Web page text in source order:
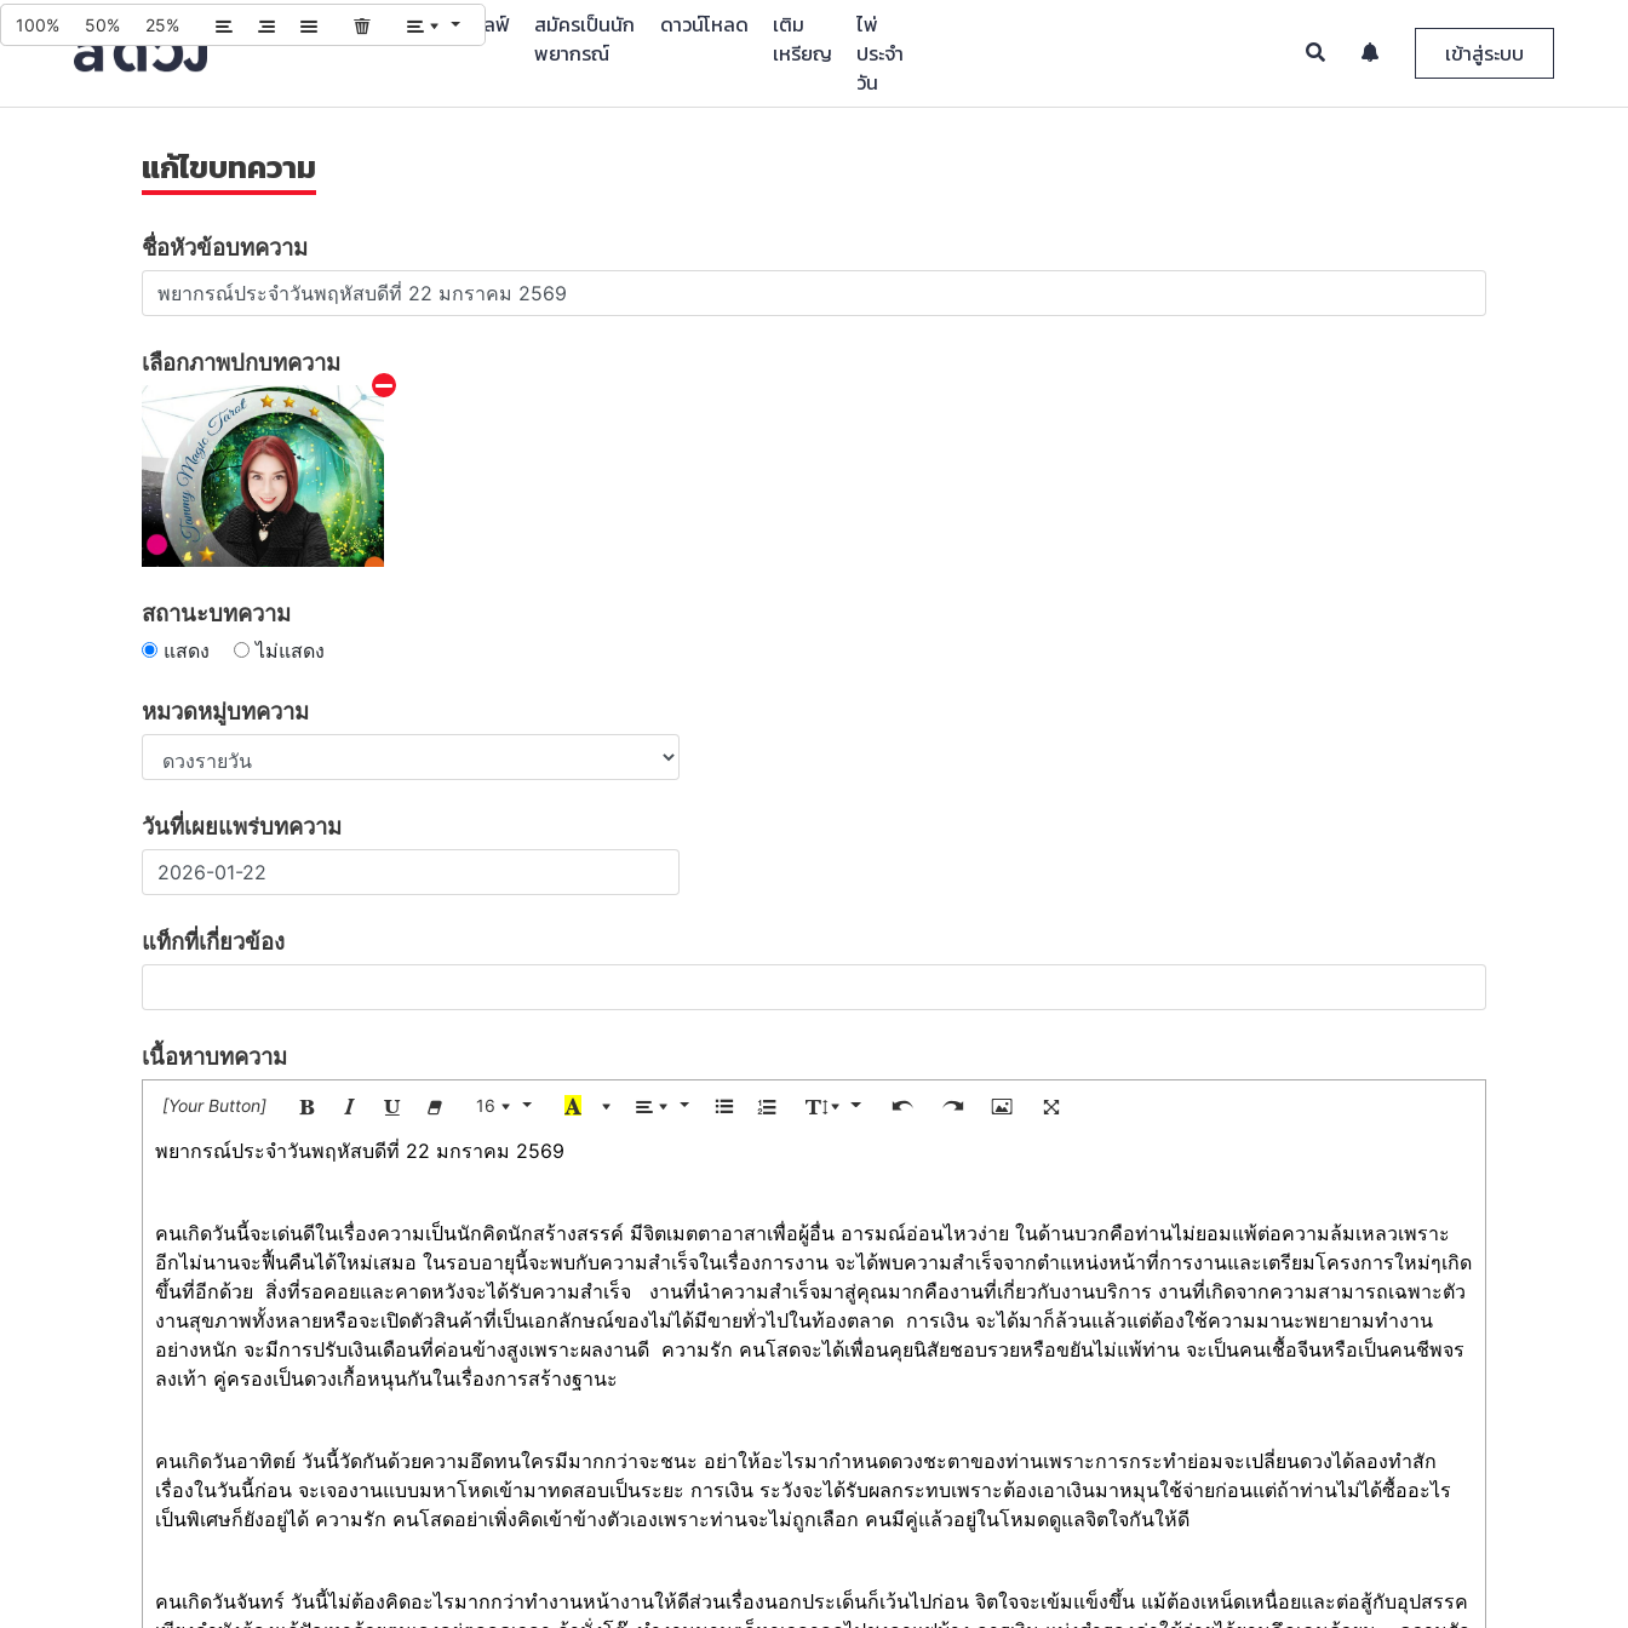
บทความ บริการ ควิซ ไลฟ์
สมัครเป็นนัก
พยากรณ์
ดาวน์โหลด
เติม
เหรียญ
ไพ่
ประจำ
วัน
เข้าสู่ระบบ
แก้ไขบทความ
ชื่อหัวข้อบทความ
เลือกภาพปกบทความ
สถานะบทความ
แสดง ไม่แสดง
หมวดหมู่บทความ
วันที่เผยแพร่บทความ
แท็กที่เกี่ยวข้อง
เนื้อหาบทความ
[Your Button] 16
พยากรณ์ประจำวันพฤหัสบดีที่ 22 มกราคม 2569
คนเกิดวันนี้จะเด่นดีในเรื่องความเป็นนักคิดนักสร้างสรรค์ มีจิตเมตตาอาสาเพื่อผู้อื่น อารมณ์อ่อนไหวง่าย ในด้านบวกคือท่านไม่ยอมแพ้ต่อความล้มเหลวเพราะ
อีกไม่นานจะฟื้นคืนได้ใหม่เสมอ ในรอบอายุนี้จะพบกับความสำเร็จในเรื่องการงาน จะได้พบความสำเร็จจากตำแหน่งหน้าที่การงานและเตรียมโครงการใหม่ๆเกิด
ขึ้นที่อีกด้วย สิ่งที่รอคอยและคาดหวังจะได้รับความสำเร็จ งานที่นำความสำเร็จมาสู่คุณมากคืองานที่เกี่ยวกับงานบริการ งานที่เกิดจากความสามารถเฉพาะตัว
งานสุขภาพทั้งหลายหรือจะเปิดตัวสินค้าที่เป็นเอกลักษณ์ของไม่ได้มีขายทั่วไปในท้องตลาด การเงิน จะได้มาก็ล้วนแล้วแต่ต้องใช้ความมานะพยายามทำงาน
อย่างหนัก จะมีการปรับเงินเดือนที่ค่อนข้างสูงเพราะผลงานดี ความรัก คนโสดจะได้เพื่อนคุยนิสัยชอบรวยหรือขยันไม่แพ้ท่าน จะเป็นคนเชื้อจีนหรือเป็นคนชีพจร
ลงเท้า คู่ครองเป็นดวงเกื้อหนุนกันในเรื่องการสร้างฐานะ
คนเกิดวันอาทิตย์ วันนี้วัดกันด้วยความอึดทนใครมีมากกว่าจะชนะ อย่าให้อะไรมากำหนดดวงชะตาของท่านเพราะการกระทำย่อมจะเปลี่ยนดวงได้ลองทำสัก
เรื่องในวันนี้ก่อน จะเจองานแบบมหาโหดเข้ามาทดสอบเป็นระยะ การเงิน ระวังจะได้รับผลกระทบเพราะต้องเอาเงินมาหมุนใช้จ่ายก่อนแต่ถ้าท่านไม่ได้ซื้ออะไร
เป็นพิเศษก็ยังอยู่ได้ ความรัก คนโสดอย่าเพิ่งคิดเข้าข้างตัวเองเพราะท่านจะไม่ถูกเลือก คนมีคู่แล้วอยู่ในโหมดดูแลจิตใจกันให้ดี
คนเกิดวันจันทร์ วันนี้ไม่ต้องคิดอะไรมากกว่าทำงานหน้างานให้ดีส่วนเรื่องนอกประเด็นก็เว้นไปก่อน จิตใจจะเข้มแข็งขึ้น แม้ต้องเหน็ดเหนื่อยและต่อสู้กับอุปสรรค
100% 50% 25%